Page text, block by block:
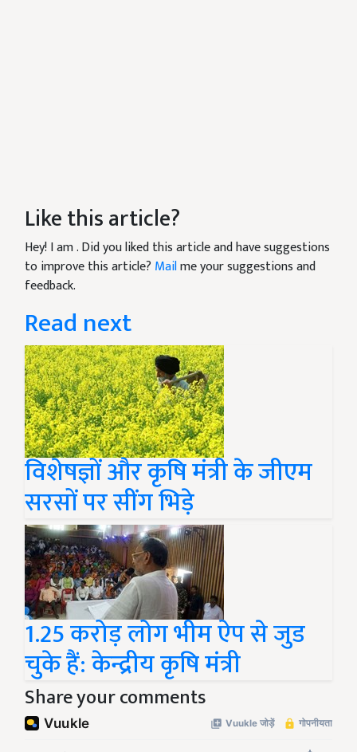
Like this article?
Hey! I am. Did you liked this article and have suggestions
to improve this article? Mailme your suggestions and
feedback.
Read next
विशेषज्ञों और कृषि मंत्री के जीएम
सरसों पर सींग भिड़े
1.25 करोड़ लोग भीम ऐप से जुड
चुके हैं: केन्द्रीय कृषि मंत्री
Share your comments